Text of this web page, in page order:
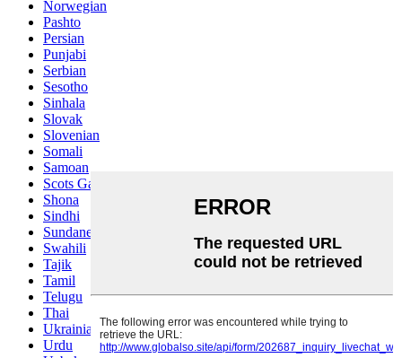
Norwegian
Pashto
Persian
Punjabi
Serbian
Sesotho
Sinhala
Slovak
Slovenian
Somali
Samoan
Scots Gaelic
Shona
Sindhi
Sundanese
Swahili
Tajik
Tamil
Telugu
Thai
Ukrainian
Urdu